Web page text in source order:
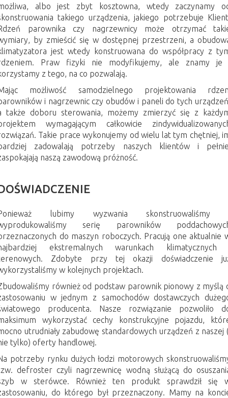
albo jest zbyt kosztowna, wtedy zaczynamy
takiego urządzenia, jakiego potrzebuje
parownika czy nagrzewnicy może otrzymać
by zmieścić się w dostępnej przestrzeni, a
jest wtedy konstruowana do współpracy z
Praw fizyki nie modyfikujemy, ale znamy je
z tego, na co pozwalają.
możliwość samodzielnego projektowania
i nagrzewnic czy obudów i paneli do tych
także doboru sterowania, możemy zmierzyć się z
wymagającym całkowicie
Takie prace wykonujemy od wielu lat tym chętniej,
zadowalają potrzeby naszych klientów i
naszą zawodową próżność.
lubimy wyzwania skonstruowaliśmy
serię parowników
do maszyn roboczych. Pracują one aktualnie
ekstremalnych warunkach klimatycznych
Zdobyte przy tej okazji doświadczenie
w kolejnych projektach.
również od podstaw parownik pionowy z myślą
w jednym z samochodów dostawczych
producenta. Nasze rozwiązanie pozwoliło
wykorzystać cechy konstrukcyjne pojazdu,
utrudniały zabudowę standardowych urządzeń z naszej
tylko) oferty handlowej.
potrzeby rynku dużych łodzi motorowych
defroster czyli nagrzewnicę wodną służącą do
w sterówce. Również ten produkt sprawdził się
do którego był przeznaczony. Mamy na